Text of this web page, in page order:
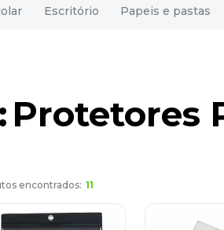
Escritório Papeis e pastas
Protetores
11